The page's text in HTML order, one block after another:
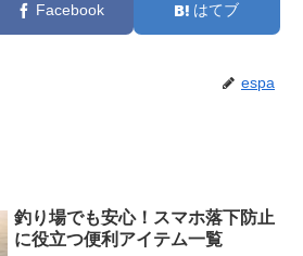
Facebook はてブ
espa
釣り場でも安心！スマホ落下防止
に役立つ便利アイテム一覧